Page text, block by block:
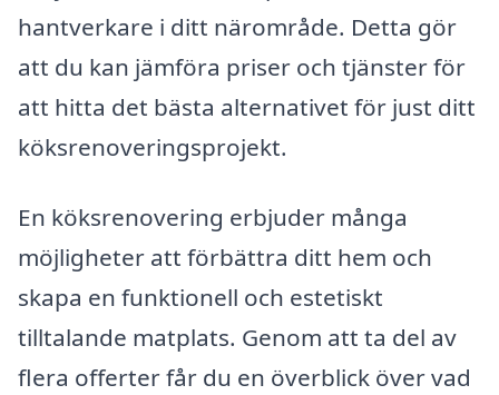
hantverkare i ditt närområde. Detta gör
att du kan jämföra priser och tjänster för
att hitta det bästa alternativet för just ditt
köksrenoveringsprojekt.
En köksrenovering erbjuder många
möjligheter att förbättra ditt hem och
skapa en funktionell och estetiskt
tilltalande matplats. Genom att ta del av
flera offerter får du en överblick över vad